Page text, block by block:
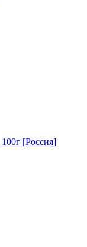
[Россия]